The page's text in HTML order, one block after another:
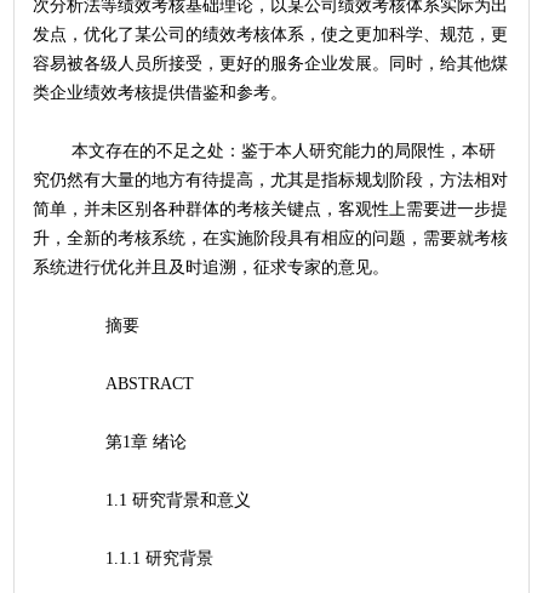
次分析法等绩效考核基础理论，以某公司绩效考核体系实际为出
发点，优化了某公司的绩效考核体系，使之更加科学、规范，更
容易被各级人员所接受，更好的服务企业发展。同时，给其他煤
类企业绩效考核提供借鉴和参考。
	本文存在的不足之处：鉴于本人研究能力的局限性，本研
究仍然有大量的地方有待提高，尤其是指标规划阶段，方法相对
简单，并未区别各种群体的考核关键点，客观性上需要进一步提
升，全新的考核系统，在实施阶段具有相应的问题，需要就考核
系统进行优化并且及时追溯，征求专家的意见。
	摘要
	ABSTRACT
	第1章 绪论
	1.1 研究背景和意义
	1.1.1 研究背景